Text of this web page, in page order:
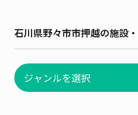
石川県野々市市押越の施設